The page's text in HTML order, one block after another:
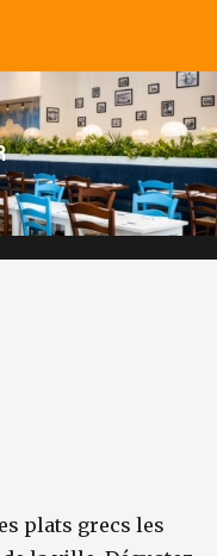
plats grecs les